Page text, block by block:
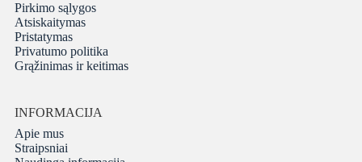
Pirkimo sąlygos
Atsiskaitymas
Pristatymas
Privatumo politika
Grąžinimas ir keitimas
INFORMACIJA
Apie mus
Straipsniai